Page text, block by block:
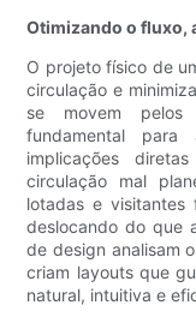
Otimizando o fluxo,
O projeto físico de
circulação e
se movem
fundamental
implicações
circulação mal
lotadas e visitantes
deslocando do que
de design analisam
criam layouts que
natural, intuitiva e